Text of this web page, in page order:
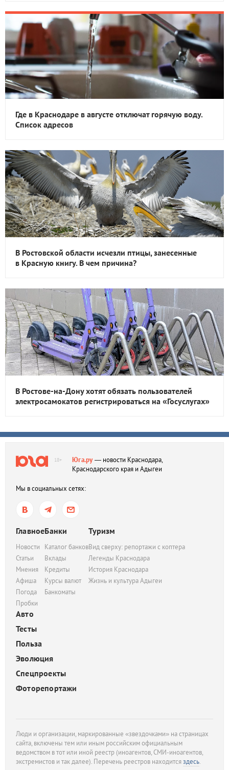
Где в Краснодаре в августе отключат горячую воду.
Список адресов
В Ростовской области исчезли птицы, занесенные
в Красную книгу. В чем причина?
В Ростове-на-Дону хотят обязать пользователей
электросамокатов регистрироваться на «Госуслугах»
18+ Юга.ру— новости Краснодара,
Краснодарского края и Адыгеи
Мы в социальных сетях:
Главное
Новости
Статьи
Мнения
Афиша
Погода
Пробки
Банки
Каталог банков
Вклады
Кредиты
Курсы валют
Банкоматы
Туризм
Вид сверху: репортажи с коптера
Легенды Краснодара
История Краснодара
Жизнь и культура Адыгеи
Авто
Тесты
Польза
Эволюция
Спецпроекты
Фоторепортажи
Люди и организации, маркированные «звездочками» на страницах
сайта, включены тем или иным российским официальным
ведомством в тот или иной реестр (иноагентов, СМИ-иноагентов,
экстремистов и так далее). Перечень реестров находитсяздесь.